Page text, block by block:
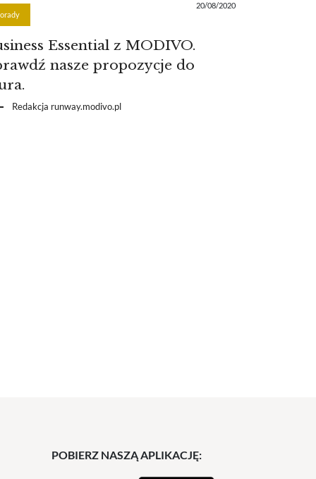
20/08/2020
Essential z MODIVO.
nasze propozycje do
Redakcja runway.modivo.pl
POBIERZ NASZĄ APLIKACJĘ: